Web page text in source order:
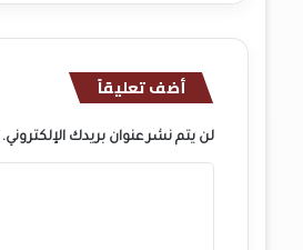
أضف تعليقاً
لن يتم نشر عنوان بريدك الإلكتروني.